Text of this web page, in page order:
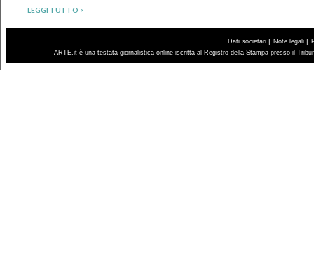
LEGGI TUTTO >
Dati societari | Note legali |
ARTE.it è una testata giornalistica online iscritta al Registro della Stampa presso il